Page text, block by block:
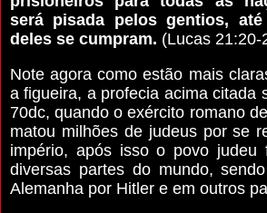
será pisada pelos gentios,
deles se cumpram. (Lucas 21:20-
Note agora como estão mais
a figueira, a profecia acima citada
70dc, quando o exército romano
matou milhões de judeus por se
império, após isso o povo judeu
diversas partes do mundo,
Alemanha por Hitler e em outros